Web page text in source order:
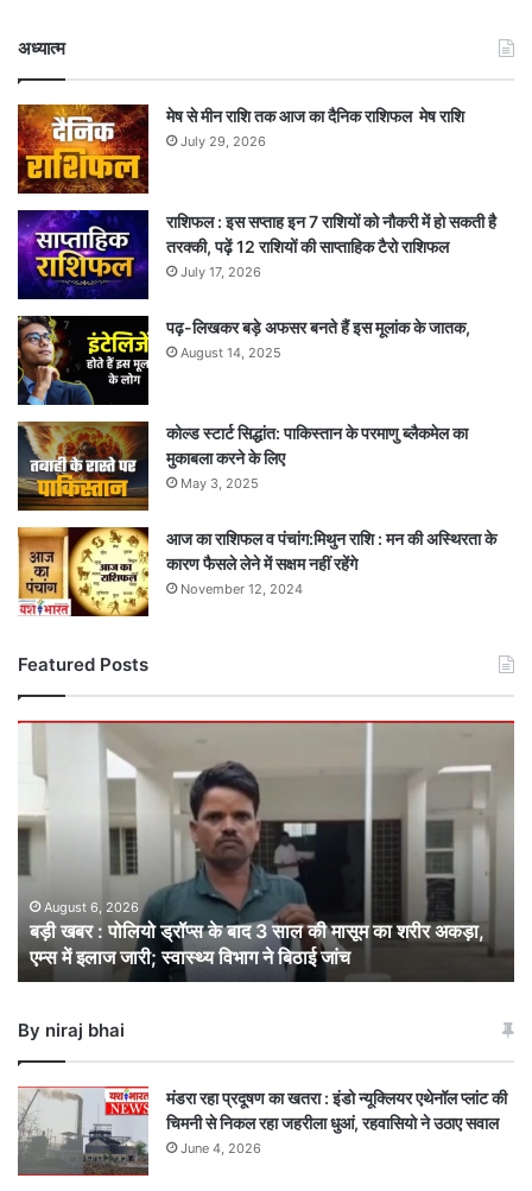
अध्यात्म
मेष से मीन राशि तक आज का दैनिक राशिफल मेष राशि
July 29, 2026
राशिफल : इस सप्ताह इन 7 राशियों को नौकरी में हो सकती है
तरक्की, पढ़ें 12 राशियों की साप्ताहिक टैरो राशिफल
July 17, 2026
पढ़-लिखकर बड़े अफसर बनते हैं इस मूलांक के जातक,
August 14, 2025
कोल्ड स्टार्ट सिद्धांत: पाकिस्तान के परमाणु ब्लैकमेल का
मुकाबला करने के लिए
May 3, 2025
आज का राशिफल व पंचांग:मिथुन राशि : मन की अस्थिरता के
कारण फैसले लेने में सक्षम नहीं रहेंगे
November 12, 2024
Featured Posts
पोलियो
ड्रॉप्स
बाद
साल
की
मासूम
शरीर
में
इलाज
जारी;
स्वास्थ्य
August 6, 2026
बड़ी खबर : पोलियो ड्रॉप्स के बाद 3 साल की मासूम का शरीर अकड़ा,
एम्स में इलाज जारी; स्वास्थ्य विभाग ने बिठाई जांच
By niraj bhai
मंडरा रहा प्रदूषण का खतरा : इंडो न्यूक्लियर एथेनॉल प्लांट की
चिमनी से निकल रहा जहरीला धुआं, रहवासियो ने उठाए सवाल
June 4, 2026